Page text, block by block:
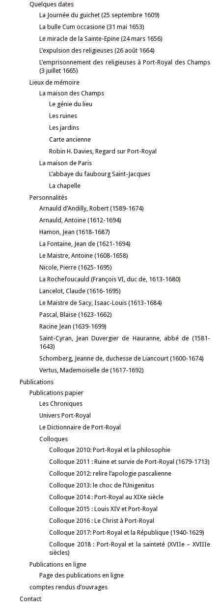
Quelques dates
La Journée du guichet (25 septembre 1609)
La bulle Cum occasione (31 mai 1653)
Le miracle de la Sainte-Epine (24 mars 1656)
L’expulsion des religieuses (26 août 1664)
L’emprisonnement des religieuses à Port-Royal des Champs
(3 juillet 1665)
Lieux de mémoire
La maison des Champs
Le génie du lieu
Les ruines
Les jardins
Carte ancienne
Robin H. Davies, Regard sur Port-Royal
La maison de Paris
L’abbaye du faubourg Saint-Jacques
La chapelle
Personnalités
Arnauld d’Andilly, Robert (1589-1674)
Arnauld, Antoine (1612-1694)
Hamon, Jean (1618-1687)
La Fontaine, Jean de (1621-1694)
Le Maistre, Antoine (1608-1658)
Nicole, Pierre (1625-1695)
La Rochefoucauld (François VI, duc de, 1613-1680)
Lancelot, Claude (1616-1695)
Le Maistre de Sacy, Isaac-Louis (1613-1684)
Pascal, Blaise (1623-1662)
Racine Jean (1639-1699)
Saint-Cyran, Jean Duvergier de Hauranne, abbé de (1581-
1643)
Schomberg, Jeanne de, duchesse de Liancourt (1600-1674)
Vertus, Mademoiselle de (1617-1692)
Publications
Publications papier
Les Chroniques
Univers Port-Royal
Le Dictionnaire de Port-Royal
Colloques
Colloque 2010: Port-Royal et la philosophie
Colloque 2011 : Ruine et survie de Port-Royal (1679-1713)
Colloque 2012: relire l’apologie pascalienne
Colloque 2013: le choc de l’Unigenitus
Colloque 2014 : Port-Royal au XIXe siècle
Colloque 2015 : Louis XIV et Port-Royal
Colloque 2016 : Le Christ à Port-Royal
Colloque 2017: Port-Royal et la République (1940-1629)
Colloque 2018 : Port-Royal et la sainteté (XVIIe – XVIIIe
siècles)
Publications en ligne
Page des publications en ligne
comptes rendus d’ouvrages
Contact